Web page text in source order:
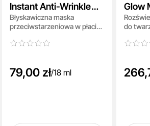
Instant Anti-Wrinkle
Sheet Mask
Błyskawiczna maska
przeciwstarzeniowa w płacie
79,00 zł/18 ml
Glow
Face
do